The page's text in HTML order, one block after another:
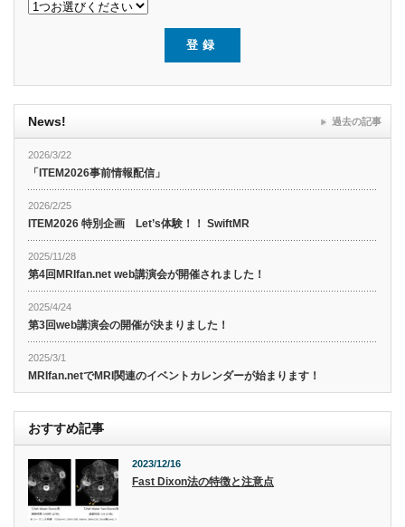
News!
2026/3/22
「ITEM2026事前情報配信」
2026/2/25
ITEM2026 特別企画 Let’s体験！！ SwiftMR
2025/11/28
第4回MRIfan.net web講演会が開催されました！
2025/4/24
第3回web講演会の開催が決まりました！
2025/3/1
MRIfan.netでMRI関連のイベントカレンダーが始まります！
過去の記事
おすすめ記事
2023/12/16
Fast Dixon法の特徴と注意点